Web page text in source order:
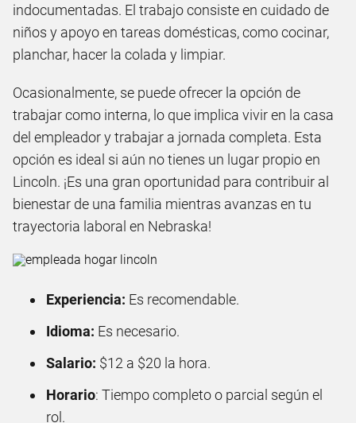
indocumentadas. El trabajo consiste en cuidado de
niños y apoyo en tareas domésticas, como cocinar,
planchar, hacer la colada y limpiar.
Ocasionalmente, se puede ofrecer la opción de
trabajar como interna, lo que implica vivir en la casa
del empleador y trabajar a jornada completa. Esta
opción es ideal si aún no tienes un lugar propio en
Lincoln. ¡Es una gran oportunidad para contribuir al
bienestar de una familia mientras avanzas en tu
trayectoria laboral en Nebraska!
Experiencia: Es recomendable.
Idioma: Es necesario.
Salario: $12 a $20 la hora.
Horario: Tiempo completo o parcial según el
rol.